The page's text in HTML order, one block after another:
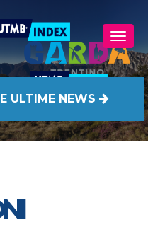
ULTIME NEWS